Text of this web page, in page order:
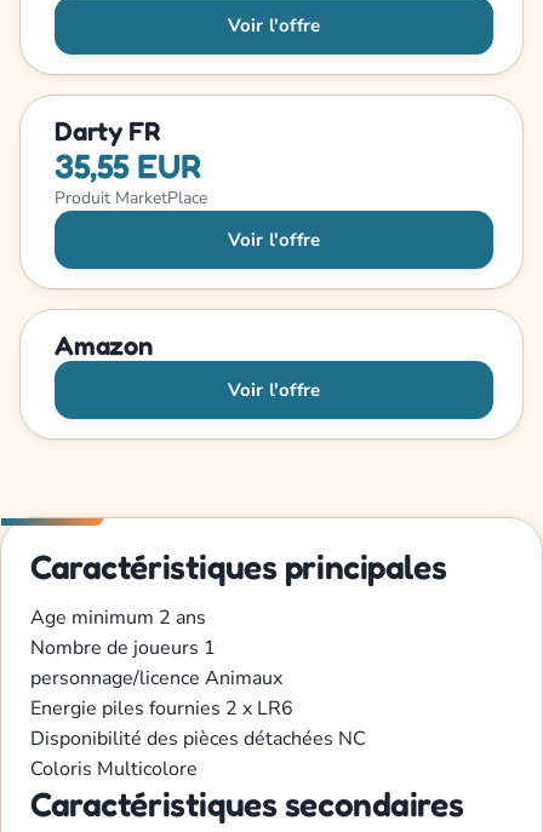
Voir l'offre
Darty FR
35,55 EUR
Produit MarketPlace
Voir l'offre
Amazon
Voir l'offre
Caractéristiques principales
Age minimum 2 ans
Nombre de joueurs 1
personnage/licence Animaux
Energie piles fournies 2 x LR6
Disponibilité des pièces détachées NC
Coloris Multicolore
Caractéristiques secondaires